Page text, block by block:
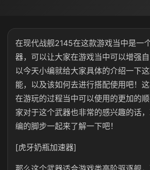
在现代战舰2145在这款游戏当中是一
器，可以让大家在游戏当中可以增强
以今天小编就给大家具体的介绍一下
能，以及该如何去进行搭配使用吧！
在游玩的过程当中可以使用的更加的
家对于这个武器也非常的感兴趣的话
编的脚步一起来了解一下吧！
[虎牙奶瓶加速器]